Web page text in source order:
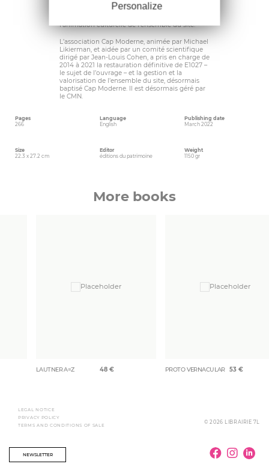
NEWSLETTER
créateur de L’Étoile de mer, et son épouse
Magda ont créé en 2000 une association de
l’animation culturelle de l’ensemble du site.
L’association Cap Moderne, animée par Michael
Likierman, et aidée par un comité scientifique
dirigé par Jean-Louis Cohen, a pris en charge de
2014 à 2021 la restauration définitive de E1027 –
le sujet de l’ouvrage – et la gestion et la
valorisation de l’ensemble du site, désormais
baptisé Cap Moderne. Il est désormais géré par
le CMN.
Pages
266
Language
English
Publishing date
March 2022
Size
22.3 x 27.2 cm
Editor
éditions du patrimoine
Weight
1150 gr
More books
LAUTNER A=Z 48 € PROTO VERNACULAR 53 €
LEGAL NOTICE
PRIVACY POLICY
TERMS AND CONDITIONS OF SALE
© 2026 LIBRAIRIE 7L
Personalize